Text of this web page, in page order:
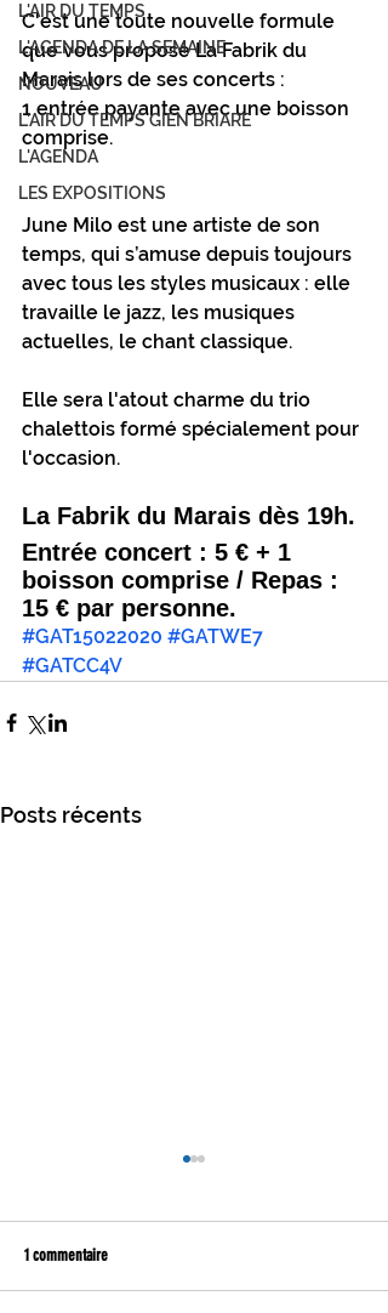
L'AIR DU TEMPS
L'AGENDA DE LA SEMAINE
NOUVEAU
L'AIR DU TEMPS GIEN BRIARE
L'AGENDA
LES EXPOSITIONS
C'est une toute nouvelle formule
que vous propose La Fabrik du
Marais lors de ses concerts :
1 entrée payante avec une boisson
comprise.
June Milo est une artiste de son
temps, qui s’amuse depuis toujours
avec tous les styles musicaux : elle
travaille le jazz, les musiques
actuelles, le chant classique.
Elle sera l'atout charme du trio
chalettois formé spécialement pour
l'occasion.
La Fabrik du Marais dès 19h.
Entrée concert : 5 € + 1
boisson comprise / Repas :
15 € par personne.
#GAT15022020 #GATWE7
#GATCC4V
Posts récents
1 commentaire